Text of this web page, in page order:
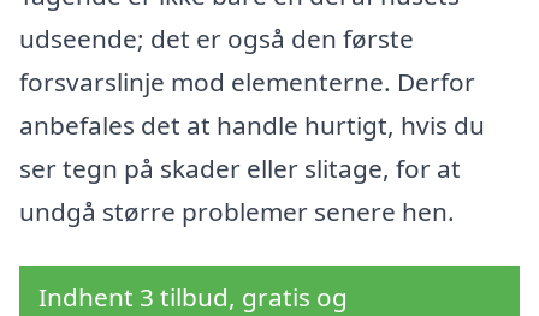
udseende; det er også den første
forsvarslinje mod elementerne. Derfor
anbefales det at handle hurtigt, hvis du
ser tegn på skader eller slitage, for at
undgå større problemer senere hen.
Indhent 3 tilbud, gratis og